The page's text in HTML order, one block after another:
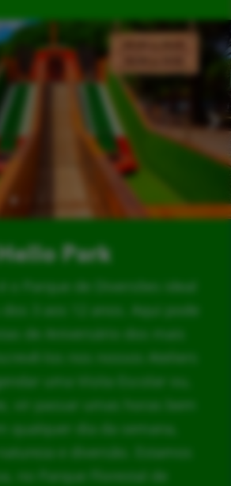
Park
o Parque de Diversões ideal
dos 3 aos 12 anos. Aqui pode
de Aniversário dos mais
los nos nossos Ateliers
uma Visita Escolar ou,
vir passar umas horas bem
qualquer dia da semana,
e diversão. Estamos
no Parque Florestal de